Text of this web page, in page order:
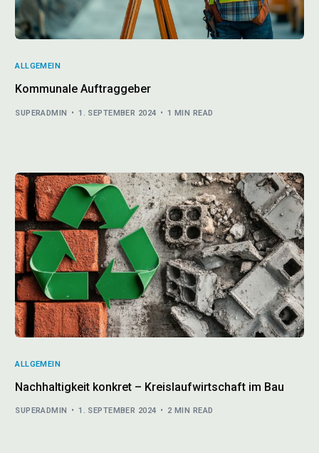
ALLGEMEIN
Kommunale Auftraggeber
SUPERADMIN 1. SEPTEMBER 2024 1 MIN READ
ALLGEMEIN
Nachhaltigkeit konkret – Kreislaufwirtschaft im Bau
SUPERADMIN 1. SEPTEMBER 2024 2 MIN READ